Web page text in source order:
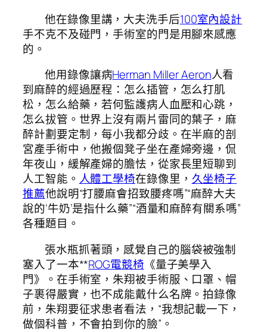
他在錄像里講，大夫洗手后100室內設計
手不克不及碰門，手術室的門是用腳來感應
的。
他用錄像讓病Herman Miller Aeron人看
到麻醉的經過歷程：怎么插管，怎么打肌
松，怎么給藥，若何監護病人血壓和心跳，
怎么拔管。世界上沒有兩片雷同的葉子，麻
醉計劃要定制，每小我都分歧。在半麻的剖
宮產手術中，他搬個凳子坐在產婦旁邊，侃
年夜山，緩解產婦的膽怯，從家長里短聊到
人工智能。 人體工學椅在錄像里， 久坐椅子
推薦他說明“打腰麻會招致腰疼嗎”“麻醉大夫
說的‘牛奶’是指什么藥”“酒量和麻醉有關系嗎”
各種題目。
張水瓶抓著頭，感覺自己的腦袋被強制
塞入了一本**ROG電競椅 《量子美學入
門》。在手術室，朱翔被手術服、口罩、帽
子裹得嚴實，也不成能戴什么名牌。拍錄像
前，朱翔要征求患者看法，“我想記載一下，
做個科普，不會拍到你的臉”。